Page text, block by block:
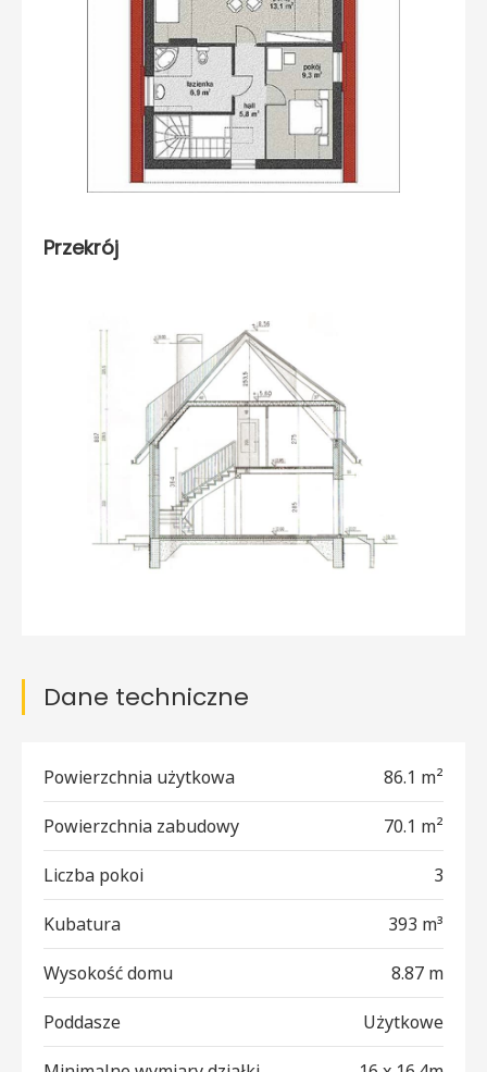
Przekrój
Dane techniczne
Powierzchnia użytkowa 86.1 m²
Powierzchnia zabudowy 70.1 m²
Liczba pokoi 3
Kubatura 393 m³
Wysokość domu 8.87 m
Poddasze Użytkowe